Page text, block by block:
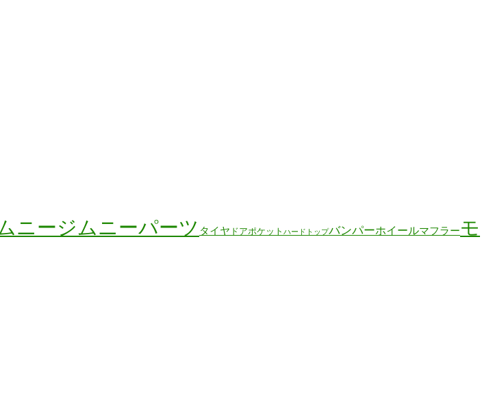
ニージムニーパーツ タイヤ ドアポケット ハードトップバンパーホイールマフラーモ